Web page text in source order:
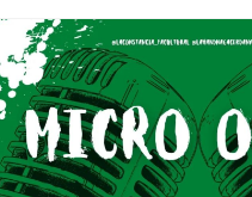
Ètica i Integritat
Retiment de
Accés a
Entitats
Equipaments